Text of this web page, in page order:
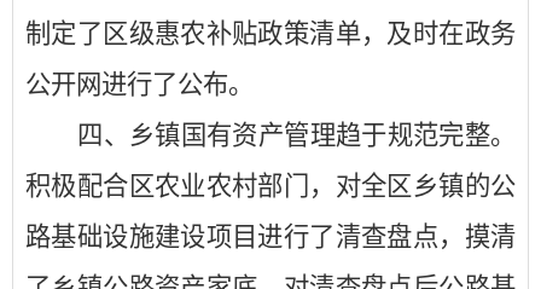
制定了区级惠农补贴政策清单，及时在政务
公开网进行了公布。
四、乡镇国有资产管理趋于规范完整。
积极配合区农业农村部门，对全区乡镇的公
路基础设施建设项目进行了清查盘点，摸清